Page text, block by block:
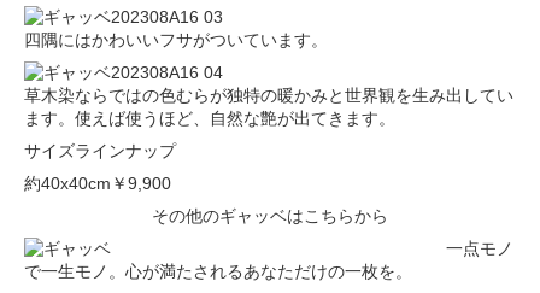
四隅にはかわいいフサがついています。
草木染ならではの色むらが独特の暖かみと世界観を生み出してい
ます。使えば使うほど、自然な艶が出てきます。
サイズラインナップ
約40x40cm ￥9,900
その他のギャッベはこちらから
一点モノ
で一生モノ。心が満たされるあなただけの一枚を。